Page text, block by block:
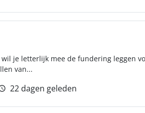
je letterlijk mee de fundering leggen
van...
22 dagen geleden